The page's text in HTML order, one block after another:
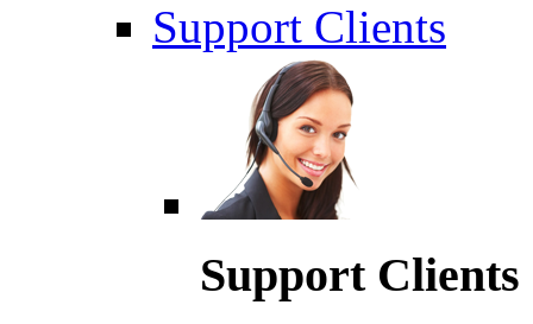
Support Clients
Support Clients